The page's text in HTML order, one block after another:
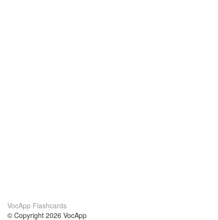
VocApp Flashcards
© Copyright 2026 VocApp